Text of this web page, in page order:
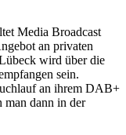
Media Broadcast
an privaten
wird über die
sein.
an ihrem DAB+
man dann in der